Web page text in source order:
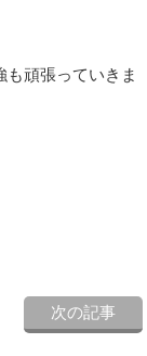
も頑張っていきま
次の記事